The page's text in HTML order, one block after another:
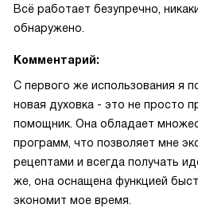
Всё работает безупречно,
обнаружено.
Комментарий:
С первого же использования я
новая духовка - это не просто
помощник. Она обладает
программ, что позволяет мне
рецептами и всегда получать
же, она оснащена функцией
экономит мое время.